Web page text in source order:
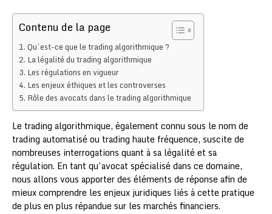
Contenu de la page
Qu’est-ce que le trading algorithmique ?
La légalité du trading algorithmique
Les régulations en vigueur
Les enjeux éthiques et les controverses
Rôle des avocats dans le trading algorithmique
Le trading algorithmique, également connu sous le nom de
trading automatisé ou trading haute fréquence, suscite de
nombreuses interrogations quant à sa légalité et sa
régulation. En tant qu’avocat spécialisé dans ce domaine,
nous allons vous apporter des éléments de réponse afin de
mieux comprendre les enjeux juridiques liés à cette pratique
de plus en plus répandue sur les marchés financiers.